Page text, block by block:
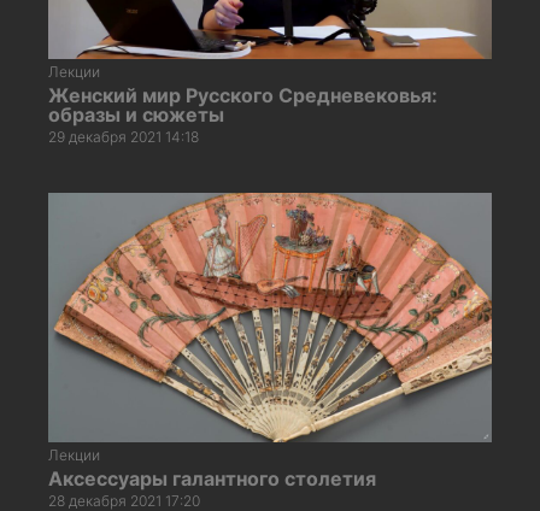
Лекции
Женский мир Русского Средневековья:
образы и сюжеты
29 декабря 2021 14:18
Лекции
Аксессуары галантного столетия
28 декабря 2021 17:20